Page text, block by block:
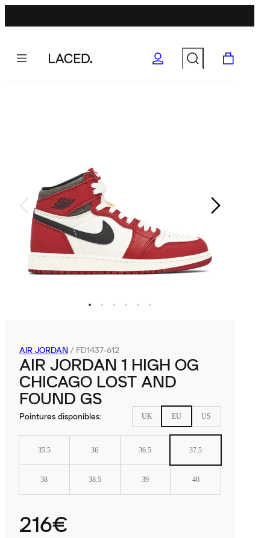
AIR JORDAN / FD1437-612
AIR JORDAN 1 HIGH OG
CHICAGO LOST AND
FOUND GS
Pointures disponibles: UK EU US
35.5 36 36.5 37.5
38 38.5 39 40
216€